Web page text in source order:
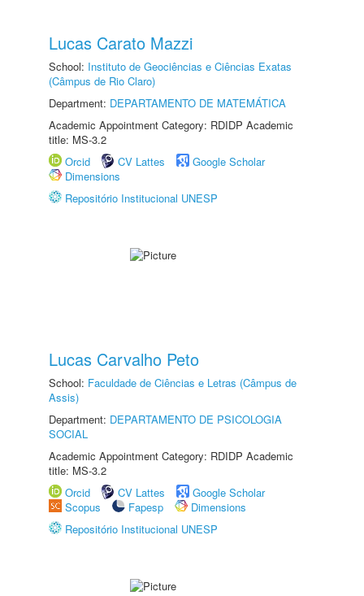
Lucas Carato Mazzi
School: Instituto de Geociências e Ciências Exatas
(Câmpus de Rio Claro)
Department: DEPARTAMENTO DE MATEMÁTICA
Academic Appointment Category: RDIDP Academic
title: MS-3.2
Orcid
CV Lattes
Google Scholar
Dimensions
Repositório Institucional UNESP
Lucas Carvalho Peto
School: Faculdade de Ciências e Letras (Câmpus de
Assis)
Department: DEPARTAMENTO DE PSICOLOGIA
SOCIAL
Academic Appointment Category: RDIDP Academic
title: MS-3.2
Orcid
CV Lattes
Google Scholar
Scopus
Fapesp
Dimensions
Repositório Institucional UNESP